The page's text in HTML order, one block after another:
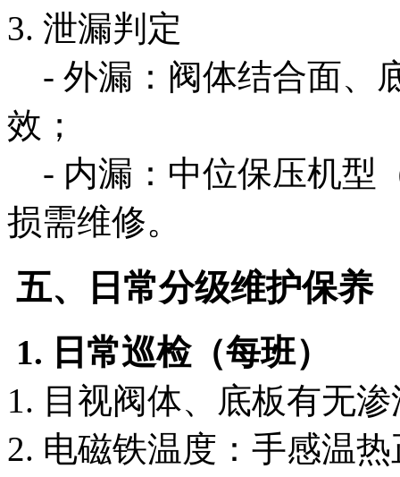
3. 泄漏判定
- 外漏：阀体结合面、
效；
- 内漏：中位保压机型
损需维修。
五、日常分级维护保养
1. 日常巡检（每班）
1. 目视阀体、底板有无
2. 电磁铁温度：手感温